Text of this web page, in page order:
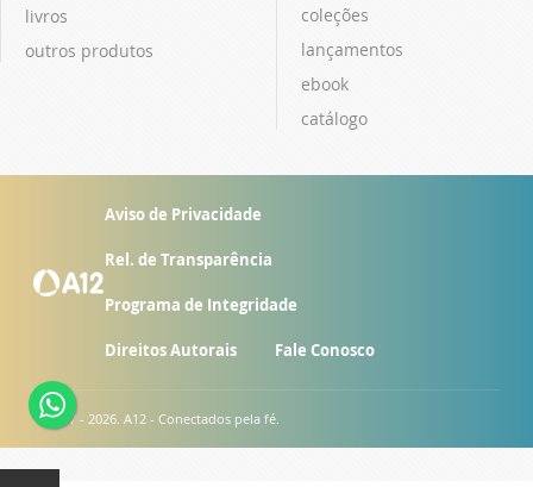
livros
outros produtos
coleções
lançamentos
ebook
catálogo
Aviso de Privacidade
Rel. de Transparência
Programa de Integridade
Direitos Autorais Fale Conosco
© 2007 - 2026. A12 - Conectados pela fé.